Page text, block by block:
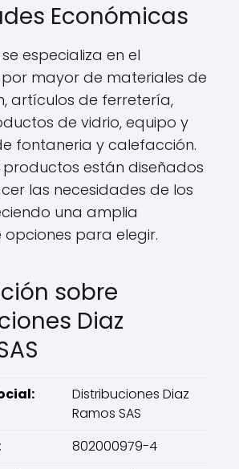
Económicas
especializa en el
mayor de materiales de
artículos de ferretería,
de vidrio, equipo y
fontaneria y calefacción.
productos están diseñados
las necesidades de los
una amplia
para elegir.
sobre
Diaz
Distribuciones Diaz
Ramos SAS
802000979-4